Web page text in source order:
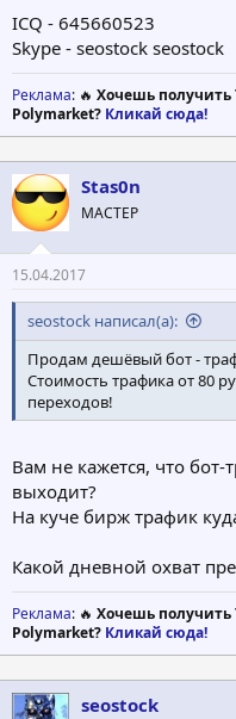
ICQ - 645660523
Skype - seostock seostock
Реклама: 🔥 Хочешь получить
Polymarket? Кликай сюда!
Stas0n
МАСТЕР
15.04.2017
seostock написал(а):
Продам дешёвый бот -
Стоимость трафика от 80
переходов!
Вам не кажется, что
выходит?
На куче бирж трафик
Какой дневной охват
Реклама: 🔥 Хочешь получить
Polymarket? Кликай сюда!
seostock